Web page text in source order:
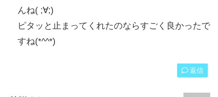
んね( ;∀;)
ピタッと止まってくれたのならすごく良かったで
すね(*^^*)
返信